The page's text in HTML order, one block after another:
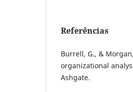
Referências
Burrell, G., &
organizational
Ashgate.